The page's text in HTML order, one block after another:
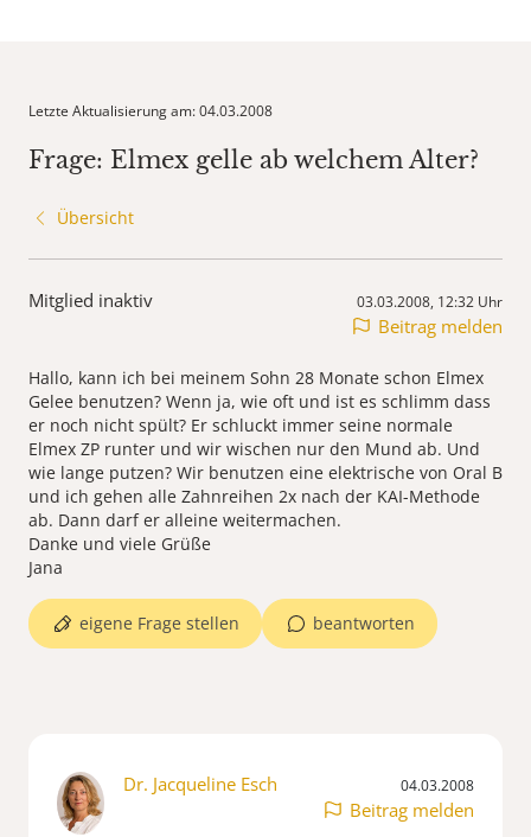
Letzte Aktualisierung am: 04.03.2008
Frage: Elmex gelle ab welchem Alter?
Übersicht
Mitglied inaktiv 03.03.2008, 12:32 Uhr
Beitrag melden
Hallo, kann ich bei meinem Sohn 28 Monate schon Elmex
Gelee benutzen? Wenn ja, wie oft und ist es schlimm dass
er noch nicht spült? Er schluckt immer seine normale
Elmex ZP runter und wir wischen nur den Mund ab. Und
wie lange putzen? Wir benutzen eine elektrische von Oral B
und ich gehen alle Zahnreihen 2x nach der KAI-Methode
ab. Dann darf er alleine weitermachen.
Danke und viele Grüße
Jana
beantworten
eigene Frage stellen
Dr. Jacqueline Esch 04.03.2008
Beitrag melden